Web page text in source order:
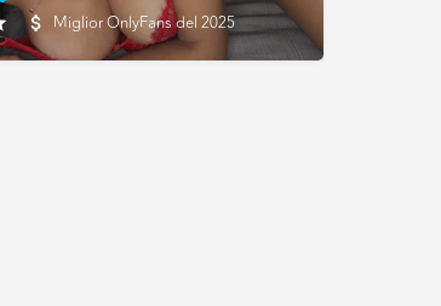
Miglior OnlyFans del 2025